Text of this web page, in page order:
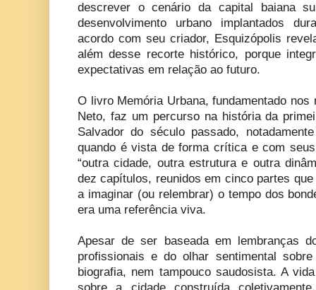
descrever o cenário da capital baiana
desenvolvimento urbano implantados
acordo com seu criador, Esquizópolis
além desse recorte histórico, porque
expectativas em relação ao futuro.
O livro Memória Urbana, fundamentado
Neto, faz um percurso na história da
Salvador do século passado,
quando é vista de forma crítica e com
“outra cidade, outra estrutura e outra
dez capítulos, reunidos em cinco partes
a imaginar (ou relembrar) o tempo dos
era uma referência viva.
Apesar de ser baseada em lembranças
profissionais e do olhar sentimental
biografia, nem tampouco saudosista. A